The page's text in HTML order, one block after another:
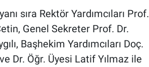
sıra Rektör Yardımcıları Prof.
Genel Sekreter Prof. Dr.
Başhekim Yardımcıları Doç.
Dr. Öğr. Üyesi Latif Yılmaz ile